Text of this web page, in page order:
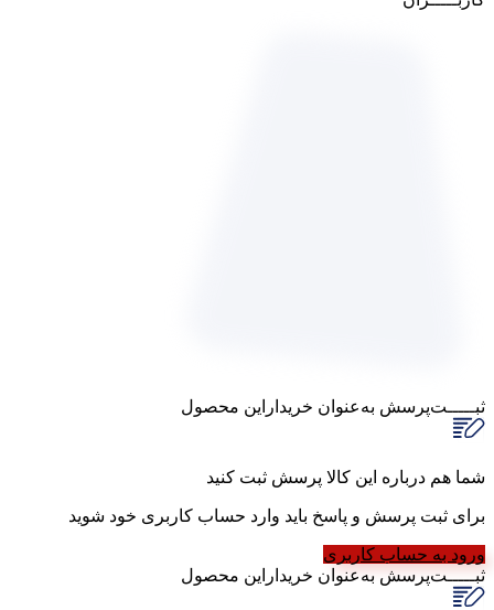
ثبـــــت‌پرسش به‌عنوان ‌خریدار‌این‌ محصول
شما هم درباره این کالا پرسش ثبت کنید
برای ثبت پرسش و پاسخ باید وارد حساب کاربری خود شوید
ورود به حساب کاربری
ثبـــــت‌پرسشبه‌عنوان ‌خریدار‌این‌ محصول